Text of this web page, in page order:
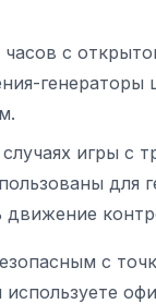
часов с
генераторы
игры с
для
движение
с